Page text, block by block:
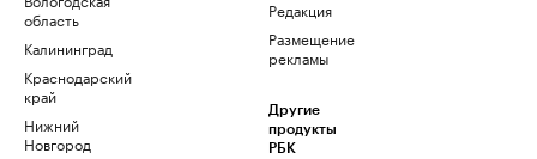
область
Калининград
Краснодарский
край
Нижний
Новгород
Редакция
Размещение
рекламы
Другие
продукты
РБК